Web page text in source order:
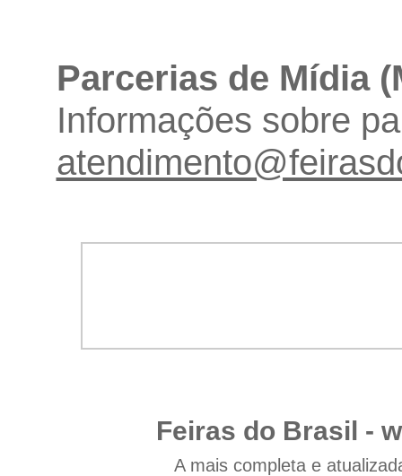
Parcerias de Mídia
Informações sobre
Feiras do Brasil -
A mais completa e